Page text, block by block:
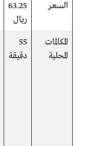
السعر
63.25
ريال
المكالمات
المحلية
55
دقيقة